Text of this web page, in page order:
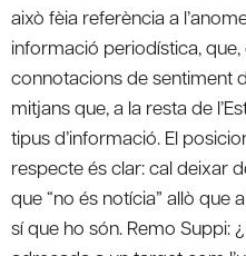
això fèia referència a
informació periodística,
connotacions de sentiment
mitjans que, a la resta de
tipus d’informació. El
respecte és clar: cal deixar
que “no és notícia” allò que
sí que ho són. Remo Suppi: